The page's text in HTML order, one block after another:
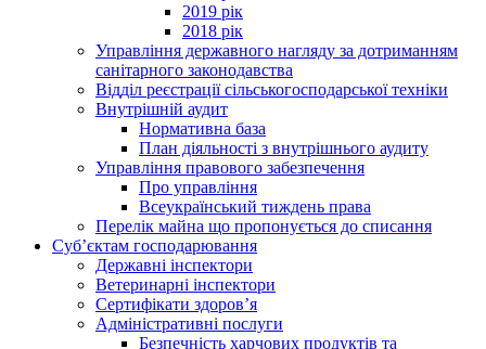
2019 рік
2018 рік
Управління державного нагляду за дотриманням
санітарного законодавства
Відділ реєстрації сільськогосподарської техніки
Внутрішній аудит
Нормативна база
План діяльності з внутрішнього аудиту
Управління правового забезпечення
Про управління
Всеукраїнський тиждень права
Перелік майна що пропонується до списання
Суб’єктам господарювання
Державні інспектори
Ветеринарні інспектори
Сертифікати здоров’я
Адміністративні послуги
Безпечність харчових продуктів та